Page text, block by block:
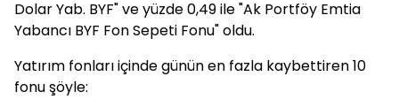
Dolar Yab. BYF" ve yüzde 0,49 ile "Ak Portföy Emtia
Yabancı BYF FonSepeti Fonu" oldu.
Yatırım fonları içinde günün en fazla kaybettiren 10
fonu şöyle: